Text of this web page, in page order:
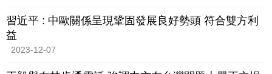
習近平 : 中歐關係呈現鞏固發展良好勢頭 符合雙方利
益
2023-12-07